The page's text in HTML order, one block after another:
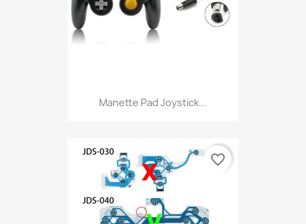
Manette Pad Joystick...
favorite_border